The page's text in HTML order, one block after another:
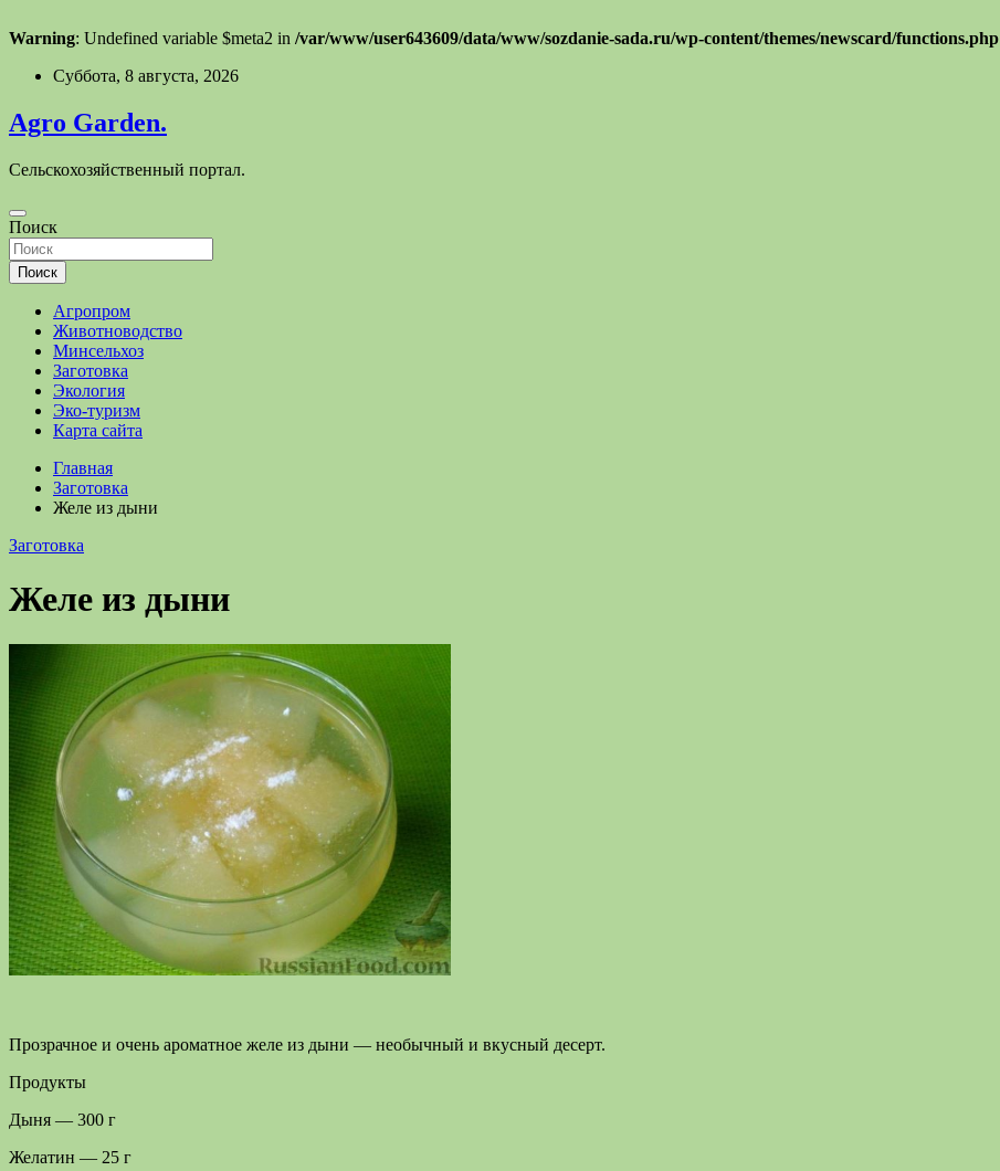
Warning: Undefined variable $meta2 in /var/www/user643609/data/www/sozdanie-sada.ru/wp-content/themes/newscard/functions.php
Перейти
содержимому
Суббота, 8 августа, 2026
Agro Garden.
Сельскохозяйственный портал.
Поиск
Поиск
Агропром
Животноводство
Минсельхоз
Заготовка
Экология
Эко-туризм
Карта сайта
Главная
Заготовка
Желе из дыни
Заготовка
Желе из дыни
Прозрачное и очень ароматное желе из дыни — необычный и вкусный десерт.
Продукты
Дыня — 300 г
Желатин — 25 г